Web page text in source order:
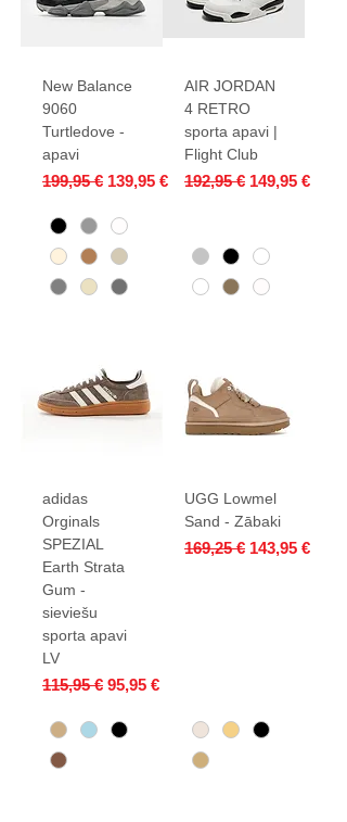
New Balance
9060
Turtledove -
apavi
Parastā cena
199,95 € Izpārdošanas cena
139,95 €
AIR JORDAN
4 RETRO
sporta apavi |
Flight Club
Parastā cena
192,95 € Izpārdošanas
149,95 €
adidas
Orginals
SPEZIAL
Earth Strata
Gum -
sieviešu
sporta apavi
LV
Parastā cena
115,95 € Izpārdošanas cena
95,95 €
UGG Lowmel
Sand - Zābaki
Parastā cena
169,25 € Izpārdošanas
143,95 €